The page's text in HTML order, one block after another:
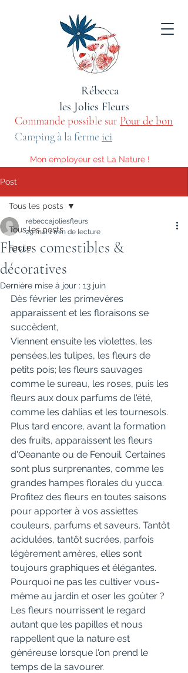
Camping à la ferme ici
Commande possible sur Pour de bon
sauvage
Rébecca
les Jolies Fleurs
Mon employeur est La Nature !
Post
Tous les posts
Facile
Tous les posts
Fleurs comestibles &
décoratives
rebeccajoliesfleurs
29 mai 1 min de lecture
Dernière mise à jour : 13 juin
Dès février les primevères
apparaissent et les floraisons se
succèdent,
Viennent ensuite les violettes, les
pensées,les tulipes, les fleurs de
petits pois; les fleurs sauvages
comme le sureau, les roses, puis les
fleurs aux doux parfums de l'été,
comme les dahlias et les tournesols.
Plus tard encore, avant la formation
des fruits, apparaissent les fleurs
d'Oeanante ou de Fenouil. Certaines
sont plus surprenantes, comme les
grandes hampes florales du yucca.
Profitez des fleurs en toutes saisons
pour apporter à vos assiettes
couleurs, parfums et saveurs. Tantôt
acidulées, tantôt sucrées, parfois
légèrement amères, elles sont
toujours graphiques et élégantes.
Pourquoi ne pas les cultiver vous-
même au jardin et oser les goûter ?
Les fleurs nourrissent le regard
autant que les papilles et nous
rappellent que la nature est
généreuse lorsque l'on prend le
temps de la savourer.